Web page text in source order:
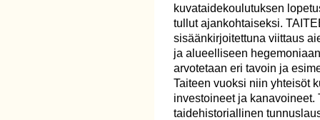
kuvataidekoulutuksen
tullut ajankohtaiseksi.
sisäänkirjoitettuna viittaus
ja alueelliseen
arvotetaan eri tavoin ja
Taiteen vuoksi niin yhteisöt
investoineet ja kanavoineet.
taidehistoriallinen